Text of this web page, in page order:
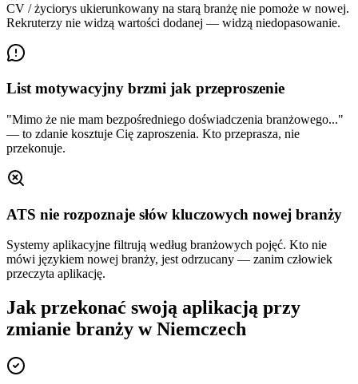
CV / życiorys ukierunkowany na starą branżę nie pomoże w nowej.
Rekruterzy nie widzą wartości dodanej — widzą niedopasowanie.
List motywacyjny brzmi jak przeproszenie
"Mimo że nie mam bezpośredniego doświadczenia branżowego..."
— to zdanie kosztuje Cię zaproszenia. Kto przeprasza, nie
przekonuje.
ATS nie rozpoznaje słów kluczowych nowej branży
Systemy aplikacyjne filtrują według branżowych pojęć. Kto nie
mówi językiem nowej branży, jest odrzucany — zanim człowiek
przeczyta aplikację.
Jak przekonać swoją aplikacją przy
zmianie branży w Niemczech